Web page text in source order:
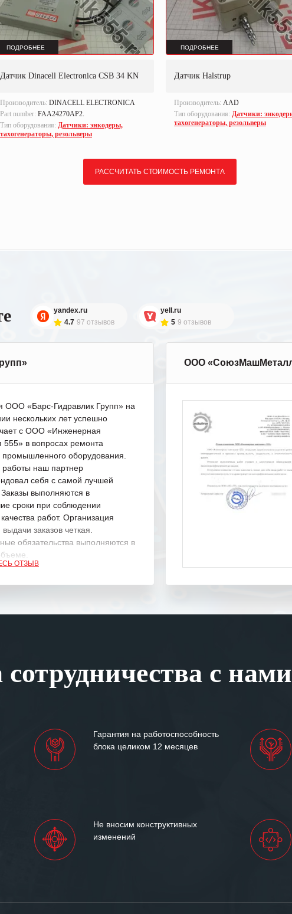
ПОДРОБНЕЕ
Датчик Dinacell Electronica CSB 34 KN
Производитель: DINACELL ELECTRONICA
Part number: FAA24270AP2.
Тип оборудования: Датчики: энкодеры,
тахогенераторы, резольверы
ПОДРОБНЕЕ
Датчик Halstrup
Производитель: AAD
Тип оборудования: Датчики:
тахогенераторы, резольверы
РАССЧИТАТЬ СТОИМОСТЬ РЕМОНТА
yandex.ru
4.7 97 отзывов
yell.ru
5 9 отзывов
ООО «Барс-Гидравлик Групп» на
нескольких лет успешно
с ООО «Инженерная
555» в вопросах ремонта
промышленного оборудования.
наш партнер
себя с самой лучшей
выполняются в
сроки при соблюдении
работ. Организация
заказов четкая.
обязательства выполняются в
ценим сложившиеся между
лет успеха и процветания.
ОТЗЫВ
ООО
с нами
Гарантия на работоспособность
блока целиком 12 месяцев
Не вносим конструктивных
изменений